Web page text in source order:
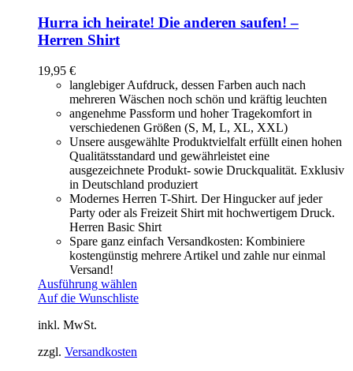
Hurra ich heirate! Die anderen saufen! –
Herren Shirt
19,95 €
langlebiger Aufdruck, dessen Farben auch nach
mehreren Wäschen noch schön und kräftig leuchten
angenehme Passform und hoher Tragekomfort in
verschiedenen Größen (S, M, L, XL, XXL)
Unsere ausgewählte Produktvielfalt erfüllt einen hohen
Qualitätsstandard und gewährleistet eine
ausgezeichnete Produkt- sowie Druckqualität. Exklusiv
in Deutschland produziert
Modernes Herren T-Shirt. Der Hingucker auf jeder
Party oder als Freizeit Shirt mit hochwertigem Druck.
Herren Basic Shirt
Spare ganz einfach Versandkosten: Kombiniere
kostengünstig mehrere Artikel und zahle nur einmal
Versand!
Ausführung wählen
Auf die Wunschliste
inkl. MwSt.
zzgl. Versandkosten